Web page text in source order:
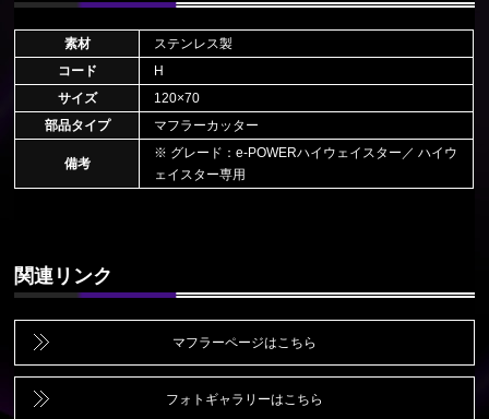
素材
ステンレス製
コード
H
サイズ
120×70
部品タイプ
マフラーカッター
備考
※ グレード：e-POWERハイウェイスター／ ハイウ
ェイスター専用
関連リンク
マフラーページはこちら
フォトギャラリーはこちら